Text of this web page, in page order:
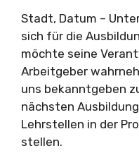
Stadt, Datum –
sich für die
möchte seine
Arbeitgeber
uns bekanntgeben
nächsten
Lehrstellen in der
stellen.